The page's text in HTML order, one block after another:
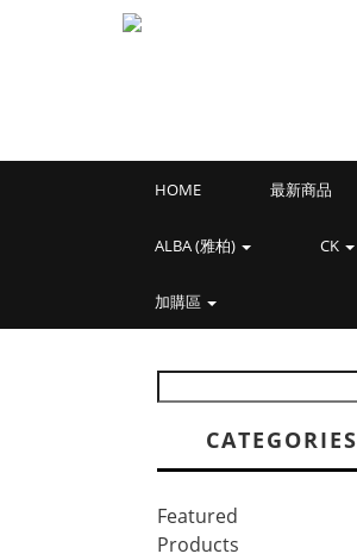
HOME 最新商品
ALBA (雅柏) CK
加購區
CATEGORIES
Featured
Products